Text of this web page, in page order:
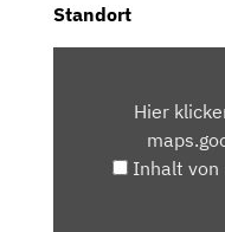
Standort
MAPS.GOOGLE.DE
Hier
Inhalt von